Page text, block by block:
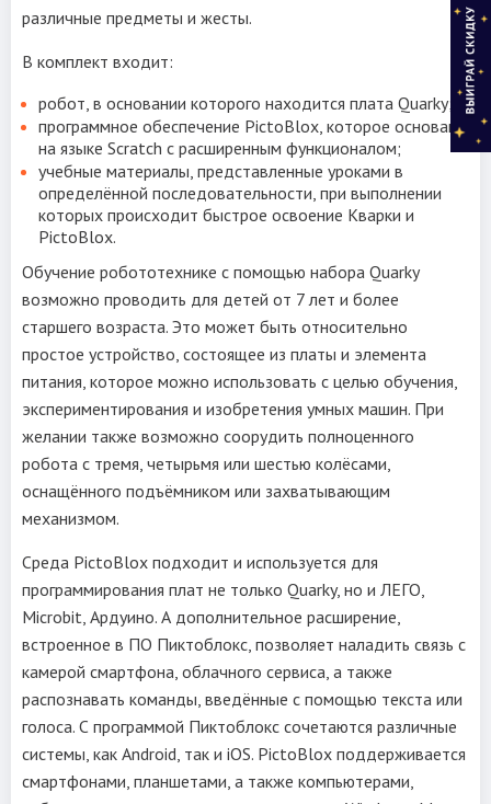
различные предметы и жесты.
В комплект входит:
робот, в основании которого находится плата Quarky;
программное обеспечение PictoBlox, которое основано
на языке Scratch с расширенным функционалом;
учебные материалы, представленные уроками в
определённой последовательности, при выполнении
которых происходит быстрое освоение Кварки и
PictoBlox.
Обучение робототехнике с помощью набора Quarky
возможно проводить для детей от 7 лет и более
старшего возраста. Это может быть относительно
простое устройство, состоящее из платы и элемента
питания, которое можно использовать с целью обучения,
экспериментирования и изобретения умных машин. При
желании также возможно соорудить полноценного
робота с тремя, четырьмя или шестью колёсами,
оснащённого подъёмником или захватывающим
механизмом.
Среда PictoBlox подходит и используется для
программирования плат не только Quarky, но и ЛЕГО,
Microbit, Ардуино. А дополнительное расширение,
встроенное в ПО Пиктоблокс, позволяет наладить связь с
камерой смартфона, облачного сервиса, а также
распознавать команды, введённые с помощью текста или
голоса. С программой Пиктоблокс сочетаются различные
системы, как Android, так и iOS. PictoBlox поддерживается
смартфонами, планшетами, а также компьютерами,